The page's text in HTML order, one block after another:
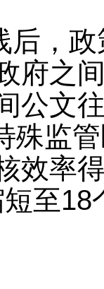
后，
府之
公文
殊监
效率
至